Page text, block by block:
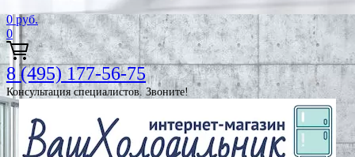
0 руб.
0
8 (495) 177-56-75
Консультация специалистов. Звоните!